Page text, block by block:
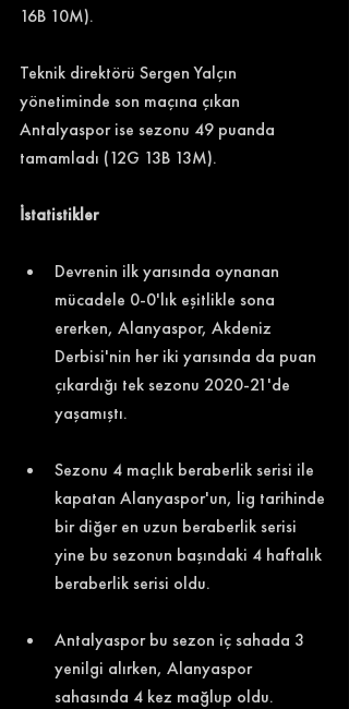
16B 10M).
Teknik direktörü Sergen Yalçın
yönetiminde son maçına çıkan
Antalyaspor ise sezonu 49 puanda
tamamladı (12G 13B 13M).
İstatistikler
Devrenin ilk yarısında oynanan
mücadele 0-0'lık eşitlikle sona
ererken, Alanyaspor, Akdeniz
Derbisi'nin her iki yarısında da puan
çıkardığı tek sezonu 2020-21'de
yaşamıştı.
Sezonu 4 maçlık beraberlik serisi ile
kapatan Alanyaspor'un, lig tarihinde
bir diğer en uzun beraberlik serisi
yine bu sezonun başındaki 4 haftalık
beraberlik serisi oldu.
Antalyaspor bu sezon iç sahada 3
yenilgi alırken, Alanyaspor
sahasında 4 kez mağlup oldu.